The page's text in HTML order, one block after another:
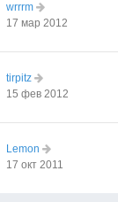
wrrrm
17 мар 2012
tirpitz
15 фев 2012
Lemon
17 окт 2011